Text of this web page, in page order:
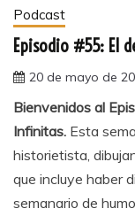
Podcast
Episodio #55: El
20 de mayo de
Bienvenidos al
Infinitas. Esta
historietista,
que incluye haber
semanario de